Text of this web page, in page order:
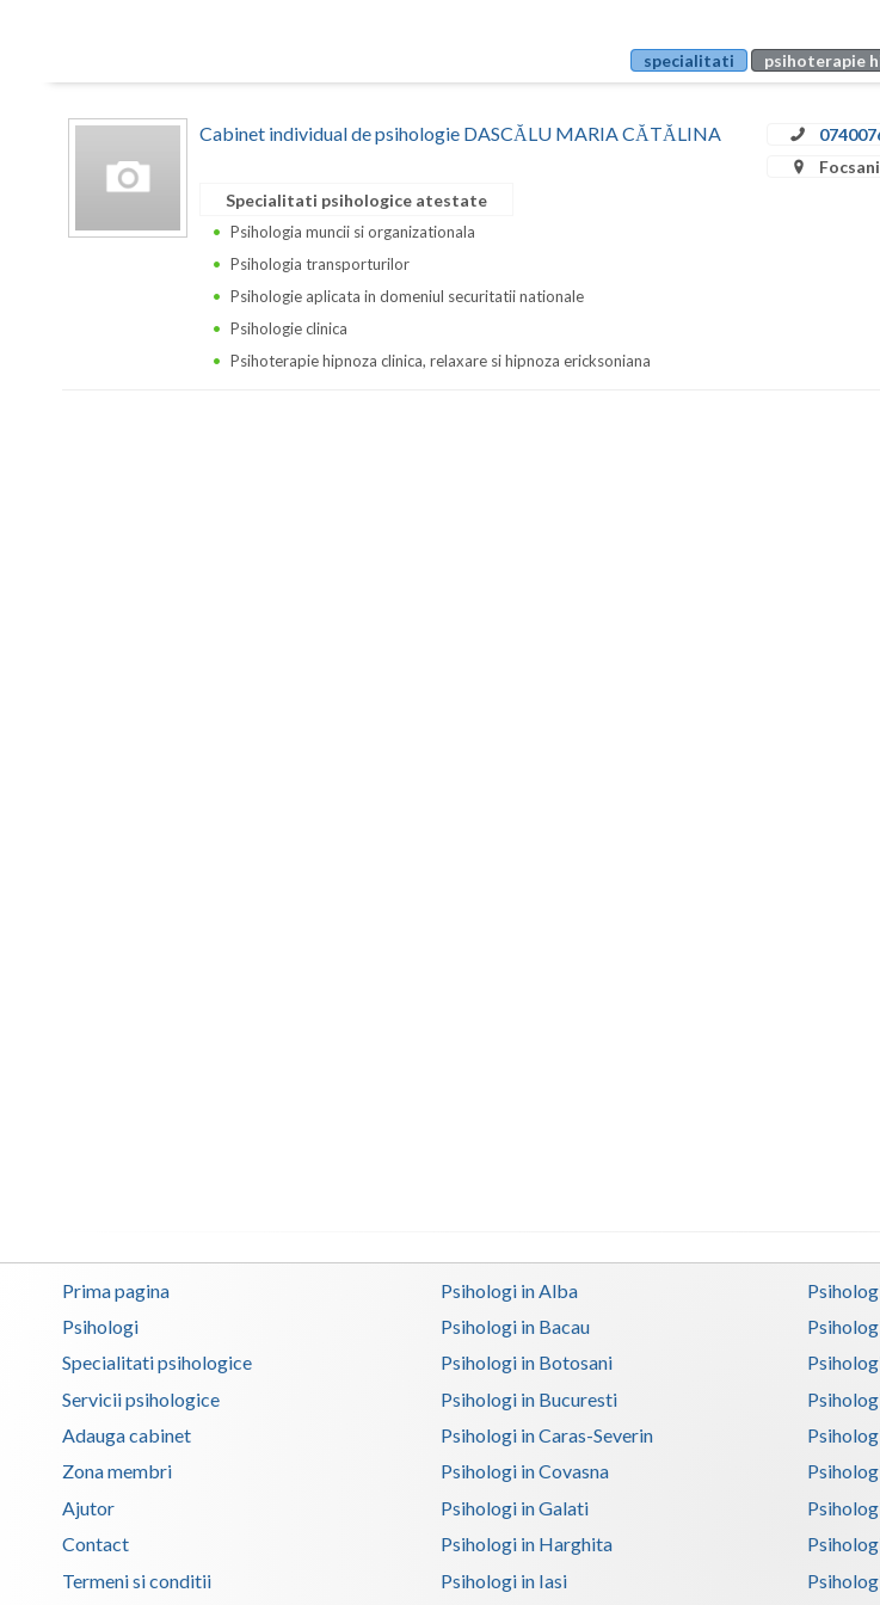
specialitati
psihoterapie
Cabinet individual de psihologie DASCĂLU MARIA CĂTĂLINA
Focsani
Specialitati psihologice atestate
Psihologia muncii si organizationala
Psihologia transporturilor
Psihologie aplicata in domeniul securitatii nationale
Psihologie clinica
Psihoterapie hipnoza clinica, relaxare si hipnoza ericksoniana
Prima pagina
Psihologi
Specialitati psihologice
Servicii psihologice
Adauga cabinet
Zona membri
Ajutor
Contact
Termeni si conditii
Psihologi in Alba
Psihologi in Bacau
Psihologi in Botosani
Psihologi in Bucuresti
Psihologi in Caras-Severin
Psihologi in Covasna
Psihologi in Galati
Psihologi in Harghita
Psihologi in Iasi